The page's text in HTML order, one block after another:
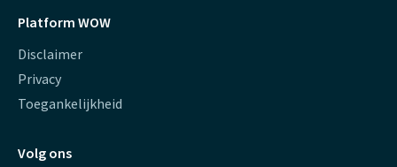
Platform WOW
Disclaimer
Privacy
Toegankelijkheid
Volg ons